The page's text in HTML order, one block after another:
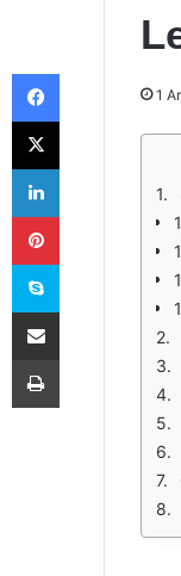
1
Facebook
X
LinkedIn
Pinterest
Skype
E-Posta ile paylaş